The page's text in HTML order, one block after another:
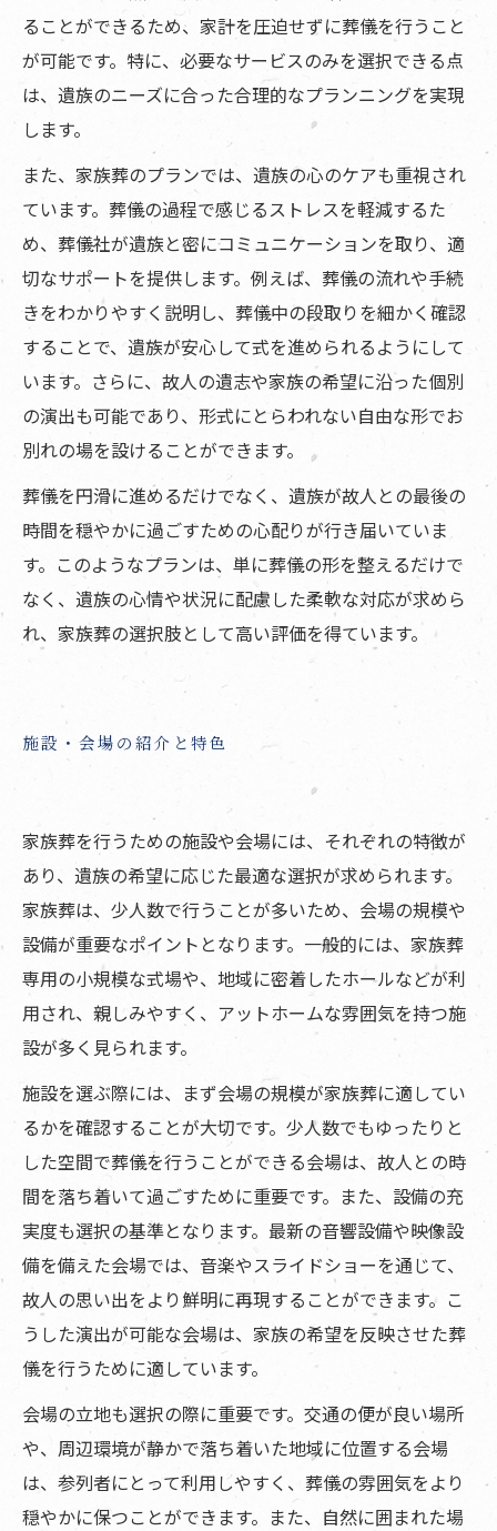
ることができるため、家計を圧迫せずに葬儀を行うこと
が可能です。特に、必要なサービスのみを選択できる点
は、遺族のニーズに合った合理的なプランニングを実現
します。
また、家族葬のプランでは、遺族の心のケアも重視され
ています。葬儀の過程で感じるストレスを軽減するた
め、葬儀社が遺族と密にコミュニケーションを取り、適
切なサポートを提供します。例えば、葬儀の流れや手続
きをわかりやすく説明し、葬儀中の段取りを細かく確認
することで、遺族が安心して式を進められるようにして
います。さらに、故人の遺志や家族の希望に沿った個別
の演出も可能であり、形式にとらわれない自由な形でお
別れの場を設けることができます。
葬儀を円滑に進めるだけでなく、遺族が故人との最後の
時間を穏やかに過ごすための心配りが行き届いていま
す。このようなプランは、単に葬儀の形を整えるだけで
なく、遺族の心情や状況に配慮した柔軟な対応が求めら
れ、家族葬の選択肢として高い評価を得ています。
施設・会場の紹介と特色
家族葬を行うための施設や会場には、それぞれの特徴が
あり、遺族の希望に応じた最適な選択が求められます。
家族葬は、少人数で行うことが多いため、会場の規模や
設備が重要なポイントとなります。一般的には、家族葬
専用の小規模な式場や、地域に密着したホールなどが利
用され、親しみやすく、アットホームな雰囲気を持つ施
設が多く見られます。
施設を選ぶ際には、まず会場の規模が家族葬に適してい
るかを確認することが大切です。少人数でもゆったりと
した空間で葬儀を行うことができる会場は、故人との時
間を落ち着いて過ごすために重要です。また、設備の充
実度も選択の基準となります。最新の音響設備や映像設
備を備えた会場では、音楽やスライドショーを通じて、
故人の思い出をより鮮明に再現することができます。こ
うした演出が可能な会場は、家族の希望を反映させた葬
儀を行うために適しています。
会場の立地も選択の際に重要です。交通の便が良い場所
や、周辺環境が静かで落ち着いた地域に位置する会場
は、参列者にとって利用しやすく、葬儀の雰囲気をより
穏やかに保つことができます。また、自然に囲まれた場